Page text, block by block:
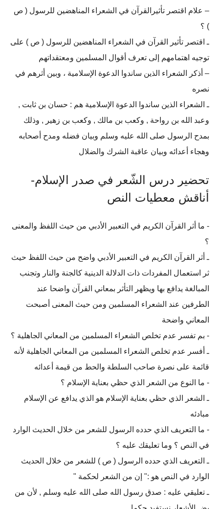
– علام اقتصر تأثيرالقرآن في الشعراء المناهضين للرسول ( ص
) ؟
ـ اقتصر تأثير القرآن في الشعراء المناهضين للرسول ( ص ) على
توجيه اهتمامهم إلى تعرف أقوال المسلمين ومعتقداتهم
– أذكر الشعراء الذين ساندوا الدعوة الإسلامية ، وبين أثرهم في
نصره
ـ الشعراء الذين ساندوا الدعوة الإسلامية هم : حسان بن ثابت ,
وعبد الله بن رواحة , وكعب بن مالك , وكعب بن زهير , وذلك
بمدح الرسول صلى الله عليه وسلم وبيان فضله ومدح أصحابه
وهجاء أعدائه وبيان عاقبة الشرك والضلال
تحضير درس الشّعر في صدر الإسلام-
أناقش معطيات النص
- ما أثر القرآن الكريم في التعبير الأدبي من حيث اللفظ والمعنى
؟
ـ أثر القرآن الكريم في التعبير الأدبي واضح من حيث اللفظ حيث
ثر استعمال المفردات ذات الدلالة الدينية كالجنة والنار وتجنب
المبالغة يدافع بها ويظهر التأثر بمعاني القرآن واضحا عند
الطرفين عند الشعراء المسلمين ومن حيث المعنى أصبحت
المعاني واضحة
- بم تفسر عدم تخلص الشعراء المسلمين من المعاني الجاهلية ؟
ـ أفسر عدم تخلص الشعراء المسلمين من المعاني الجاهلية لأنه
قائمة على نصرة صاحب السلطة والحط من قيمة
أعدائه
- ما النوع من الشعر الذي حظي بعناية الإسلام ؟
ـ الشعر الذي حظي بعناية الإسلام هو الذي يدافع عن الإسلام
مبادئه
- ما التعريف الذي حدده الرسول للشعر من خلال الحديث الوارد
في النص ؟ وما تعليقك عليه ؟
ـ التعريف الذي حدده الرسول ( ص ) للشعر من خلال الحديث
الوارد في النص هو :" إن من الشعر لحكمة "
ـ تعليقي عليه : صدق رسول الله صلى الله عليه وسلم , لأن من